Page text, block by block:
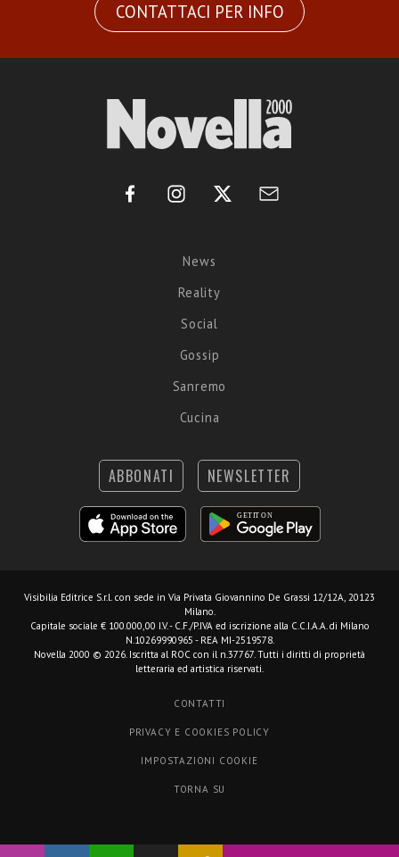
CONTATTACI PER INFO
News
Reality
Social
Gossip
Sanremo
Cucina
ABBONATI NEWSLETTER
Visibilia Editrice S.r.l. con sede in Via Privata Giovannino De Grassi 12/12A, 20123
Milano.
Capitale sociale € 100.000,00 I.V. - C.F./P.IVA ed iscrizione alla C.C.I.A.A. di Milano
N.10269990965 - REA MI-2519578.
Novella 2000 © 2026. Iscritta al ROC con il n.37767. Tutti i diritti di proprietà
letteraria ed artistica riservati.
CONTATTI
PRIVACY E COOKIES POLICY
IMPOSTAZIONI COOKIE
TORNA SU